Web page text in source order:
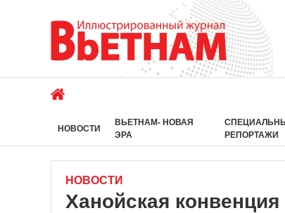
НОВОСТИ
ВЬЕТНАМ- НОВАЯ
ЭРА
РЕПОРТАЖИ
НОВОСТИ
Ханойская